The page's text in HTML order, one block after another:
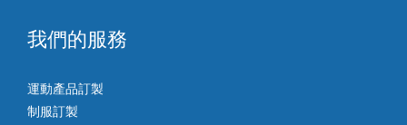
我們的服務
運動產品訂製
制服訂製